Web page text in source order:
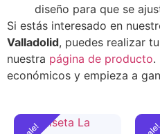
diseño para que se
Si estás interesado en
Valladolid, puedes realizar
nuestra página de producto.
económicos y empieza a